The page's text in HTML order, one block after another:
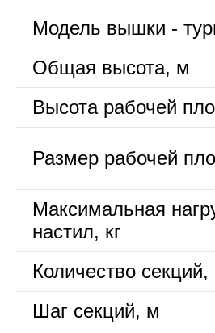
Модель вышки -
Общая высота, м
Высота рабочей
Размер рабочей
Максимальная
настил, кг
Количество
Шаг секций, м